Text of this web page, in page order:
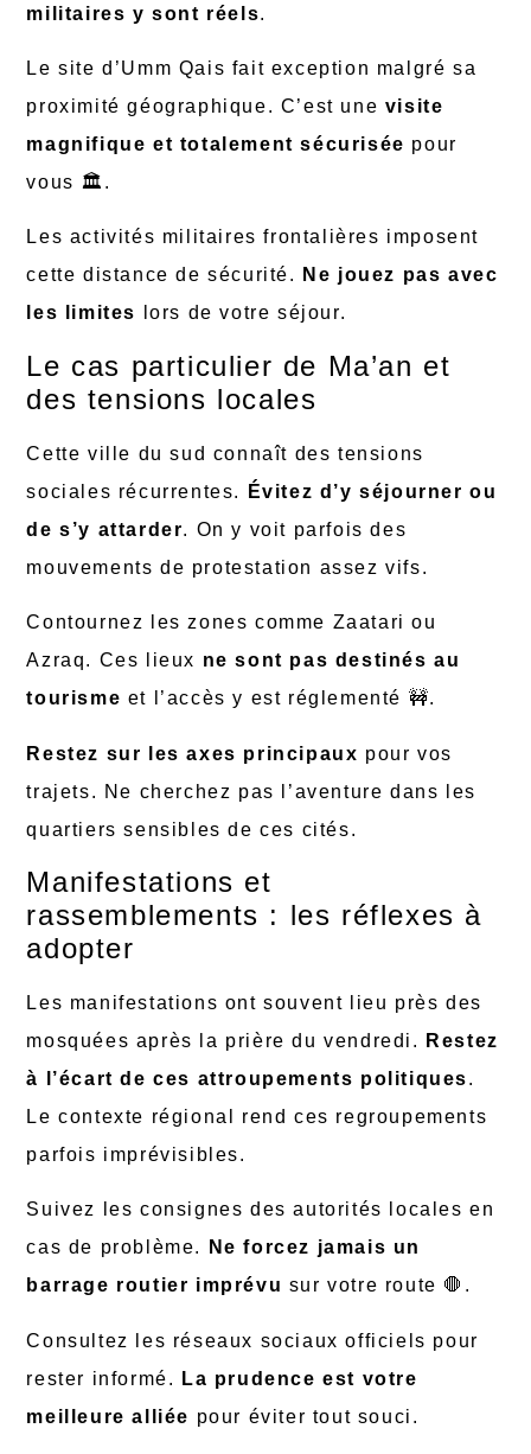
militaires y sont réels.
Le site d’Umm Qais fait exception malgré sa
proximité géographique. C’est une visite
magnifique et totalement sécurisée pour
vous 🏛️.
Les activités militaires frontalières imposent
cette distance de sécurité.
Ne jouez pas avec
les limites
lors de votre séjour.
Le cas particulier de Ma’an et
des tensions locales
Cette ville du sud connaît des tensions
sociales récurrentes.
Évitez d’y séjourner ou
de s’y attarder. On y voit parfois des
mouvements de protestation assez vifs.
Contournez les zones comme Zaatari ou
Azraq. Ces lieux ne sont pas destinés au
tourisme et l’accès y est réglementé 🚧.
Restez sur les axes principaux pour vos
trajets. Ne cherchez pas l’aventure dans les
quartiers sensibles de ces cités.
Manifestations et
rassemblements : les réflexes à
adopter
Les manifestations ont souvent lieu près des
mosquées après la prière du vendredi.
Restez
à l’écart de ces attroupements politiques.
Le contexte régional rend ces regroupements
parfois imprévisibles.
Suivez les consignes des autorités locales en
cas de problème.
Ne forcez jamais un
barrage routier imprévu sur votre route 🛑.
Consultez les réseaux sociaux officiels pour
rester informé.
La prudence est votre
meilleure alliée pour éviter tout souci.